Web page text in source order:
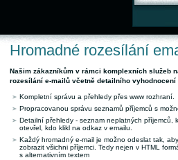
Hromadné rozesílání
Našim zákazníkům v rámci komplexních služeb
rozesílání e-mailů včetně detailního vyhodnocení
Kompletní správu a přehledy přes www rozhraní.
Propracovanou správu seznamů příjemců s
Detailní přehledy - seznam neplatných příjemců,
otevřel, kdo klikl na odkaz v emailu.
Každý hromadný e-mail je možno odeslat tak,
zobrazit všichni příjemci. Tedy nejen v HTML
s alternativním textem